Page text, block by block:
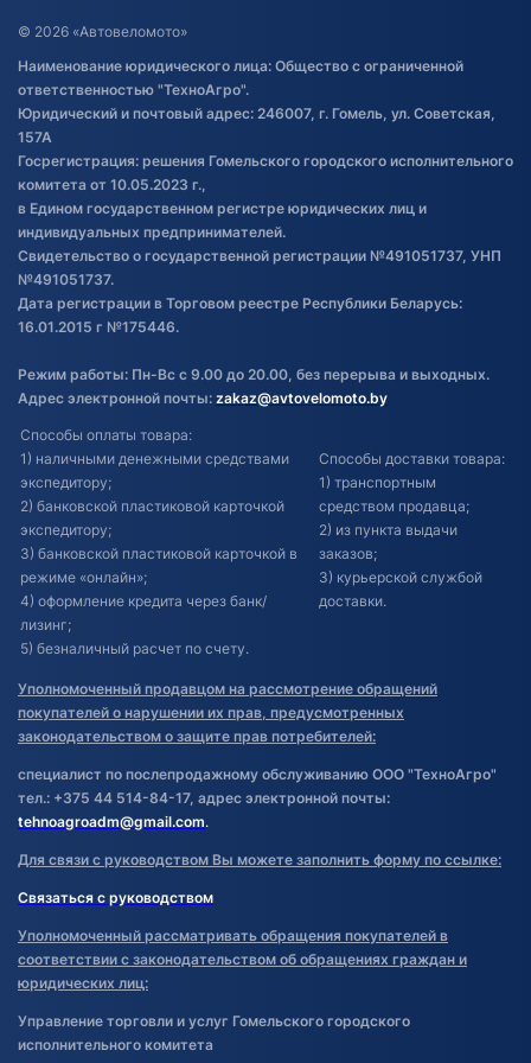
Договор публичной оферты
Обработка файлов cookie
Постановка транспорта на учет
Обновления в ЭПТС 2024
© 2026 «Автовеломото»
Наименование юридического лица: Общество с ограниченной
ответственностью "ТехноАгро".
Юридический и почтовый адрес: 246007, г. Гомель, ул. Советская,
157А
Госрегистрация: решения Гомельского городского исполнительного
комитета от 10.05.2023 г.,
в Едином государственном регистре юридических лиц и
индивидуальных предпринимателей.
Свидетельство о государственной регистрации №491051737, УНП
№491051737.
Дата регистрации в Торговом реестре Республики Беларусь:
16.01.2015 г №175446.
Режим работы: Пн-Вс с 9.00 до 20.00, без перерыва и выходных.
Адрес электронной почты: zakaz@avtovelomoto.by
Способы оплаты товара:
1) наличными денежными средствами
экспедитору;
2) банковской пластиковой карточкой
экспедитору;
3) банковской пластиковой карточкой в
режиме «онлайн»;
4) оформление кредита через банк/
лизинг;
5) безналичный расчет по счету.
Способы доставки товара:
1) транспортным
средством продавца;
2) из пункта выдачи
заказов;
3) курьерской службой
доставки.
Уполномоченный продавцом на рассмотрение обращений
покупателей о нарушении их прав, предусмотренных
законодательством о защите прав потребителей:
специалист по послепродажному обслуживанию ООО "ТехноАгро"
тел.: +375 44 514-84-17, адрес электронной почты:
tehnoagroadm@gmail.com.
Для связи с руководством Вы можете заполнить форму по ссылке:
Связаться с руководством
Уполномоченный рассматривать обращения покупателей в
соответствии с законодательством об обращениях граждан и
юридических лиц:
Управление торговли и услуг Гомельского городского
исполнительного комитета